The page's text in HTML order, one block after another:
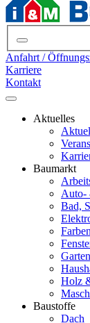
Anfahrt /
Karriere
Kontakt
Aktuelles
Baumarkt
Auto-
Bad,
Holz
Baustoffe
Dach